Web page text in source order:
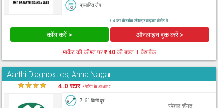
प्रमाणित लैब
₹ 4 का कैशबैक लैब्सएडवाइजर वॉलेट में
कॉल करें > ऑनलाइन बुक करें >
मार्केट की कीमत पर₹ 40 की बचत + कैशबैक
Aarthi Diagnostics, Anna Nagar
★★★★ 4.0 स्टार7 रेटिंग के आधार पे
7.61 किमी दूर
स्पेशल कीमत